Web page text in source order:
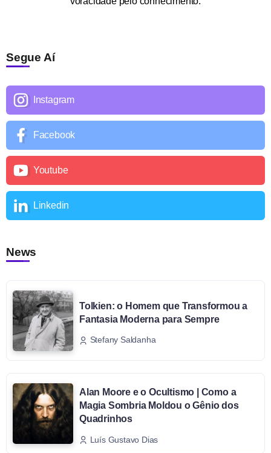
Segue Aí
Instagram
Facebook
Youtube
Linkedin
News
Tolkien: o Homem que Transformou a
Fantasia Moderna para Sempre
Stefany Saldanha
Alan Moore e o Ocultismo | Como a
Magia Sombria Moldou o Gênio dos
Quadrinhos
Luís Gustavo Dias